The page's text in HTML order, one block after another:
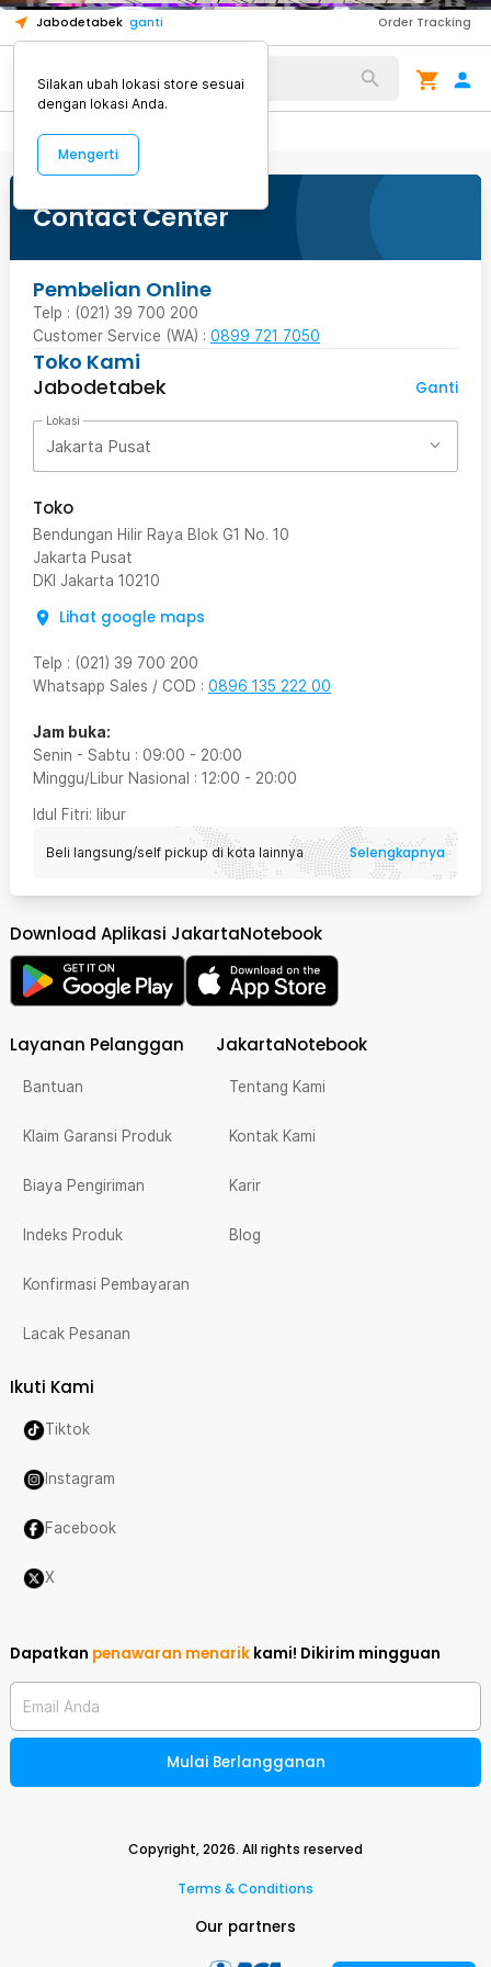
Jabodetabek ganti Order Tracking
Alat Kopi
1
mouse semakin keren. 1
1
Contact Center
Pembelian Online
Telp : (021) 39 700 200
Customer Service (WA) : 0899 721 7050
Toko Kami
Jabodetabek
Ganti
Lokasi
Jakarta Pusat
Toko
Bendungan Hilir Raya Blok G1 No. 10
Jakarta Pusat
DKI Jakarta 10210
Lihat google maps
Telp : (021) 39 700 200
Whatsapp Sales / COD : 0896 135 222 00
Jam buka:
Senin - Sabtu : 09:00 - 20:00
Minggu/Libur Nasional : 12:00 - 20:00
Idul Fitri: libur
Beli langsung/self pickup di kota lainnya Selengkapnya
Download Aplikasi JakartaNotebook
Layanan Pelanggan
Bantuan
Klaim Garansi Produk
Biaya Pengiriman
Indeks Produk
Konfirmasi Pembayaran
Lacak Pesanan
JakartaNotebook
Tentang Kami
Kontak Kami
Karir
Blog
Ikuti Kami
Tiktok
Instagram
Facebook
X
Dapatkan penawaran menarik kami! Dikirim mingguan
Email Anda
Mulai Berlangganan
Copyright,2026. All rights reserved
Terms & Conditions
Our partners
Silakan ubah lokasi store sesuai
dengan lokasi Anda.
Mengerti